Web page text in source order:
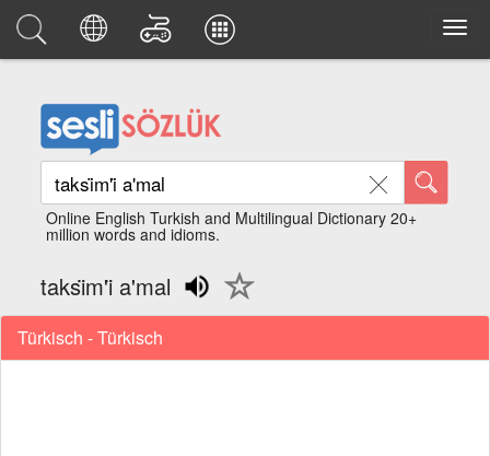
Online English Turkish and Multilingual Dictionary 20+
million words and idioms.
taksi̇m'i̇ a'mal
Türkisch - Türkisch